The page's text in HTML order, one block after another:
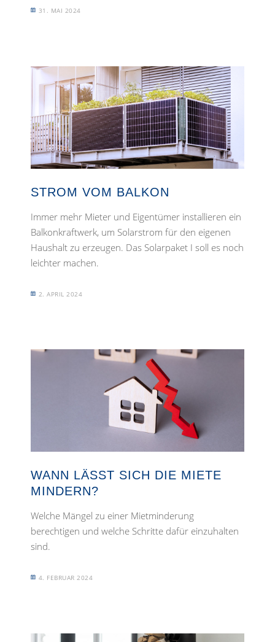
31. MAI 2024
STROM VOM BALKON
Immer mehr Mieter und Eigentümer installieren ein
Balkonkraftwerk, um Solarstrom für den eigenen
Haushalt zu erzeugen. Das Solarpaket I soll es noch
leichter machen.
2. APRIL 2024
WANN LÄSST SICH DIE MIETE
MINDERN?
Welche Mängel zu einer Mietminderung
berechtigen und welche Schritte dafür einzuhalten
sind.
4. FEBRUAR 2024